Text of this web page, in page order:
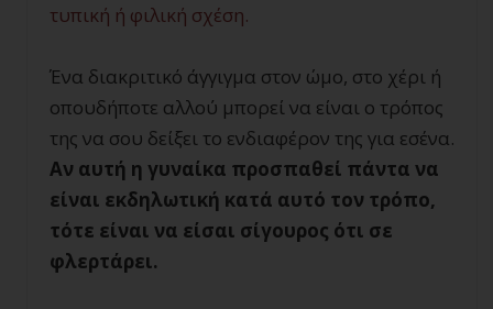
τυπική ή φιλική σχέση.
Ένα διακριτικό άγγιγμα στον ώμο, στο χέρι ή
οπουδήποτε αλλού μπορεί να είναι ο τρόπος
της να σου δείξει το ενδιαφέρον της για εσένα.
Αν αυτή η γυναίκα προσπαθεί πάντα να
είναι εκδηλωτική κατά αυτό τον τρόπο,
τότε είναι να είσαι σίγουρος ότι σε
φλερτάρει.